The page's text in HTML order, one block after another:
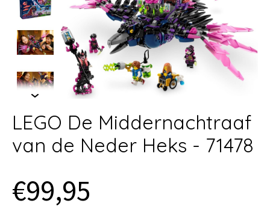
LEGO De Middernachtraaf
van de Neder Heks - 71478
€99,95